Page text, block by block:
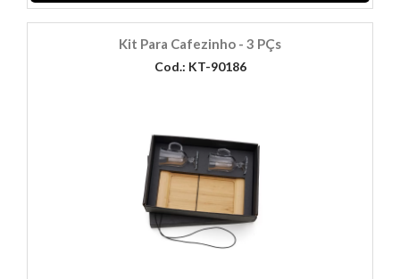
Kit Para Cafezinho - 3 PÇs
Cod.: KT-90186